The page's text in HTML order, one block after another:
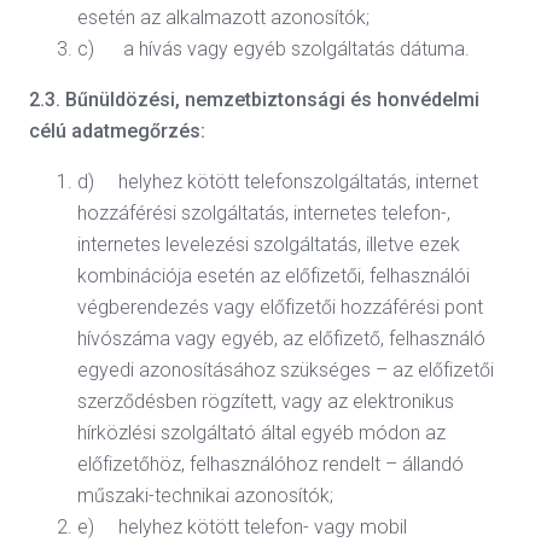
esetén az alkalmazott azonosítók;
c) a hívás vagy egyéb szolgáltatás dátuma.
2.3. Bűnüldözési, nemzetbiztonsági és honvédelmi
célú adatmegőrzés:
d) helyhez kötött telefonszolgáltatás, internet
hozzáférési szolgáltatás, internetes telefon-,
internetes levelezési szolgáltatás, illetve ezek
kombinációja esetén az előfizetői, felhasználói
végberendezés vagy előfizetői hozzáférési pont
hívószáma vagy egyéb, az előfizető, felhasználó
egyedi azonosításához szükséges – az előfizetői
szerződésben rögzített, vagy az elektronikus
hírközlési szolgáltató által egyéb módon az
előfizetőhöz, felhasználóhoz rendelt – állandó
műszaki-technikai azonosítók;
e) helyhez kötött telefon- vagy mobil